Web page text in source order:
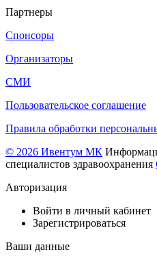
Партнеры
Спонсоры
Организаторы
СМИ
Пользовательское соглашение
Правила обработки
© 2026 Ивентум МК
специалистов здравоохранения
Авторизация
Войти в личный кабинет
Зарегистрироваться
Ваши данные